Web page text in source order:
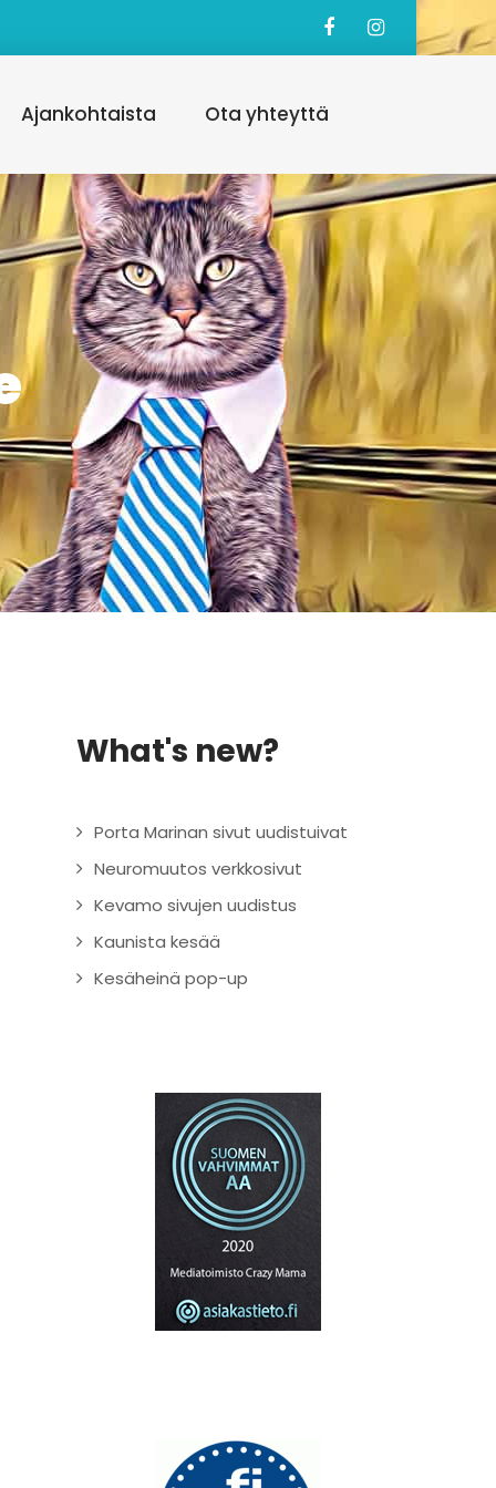
Ajankohtaista Ota yhteyttä
What's new?
Porta Marinan sivut uudistuivat
Neuromuutos verkkosivut
Kevamo sivujen uudistus
Kaunista kesää
Kesäheinä pop-up